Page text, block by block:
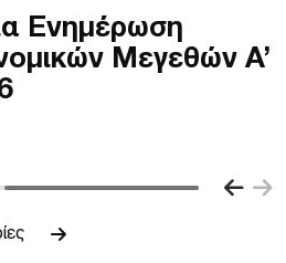
Ενημέρωση
Μεγεθών A’